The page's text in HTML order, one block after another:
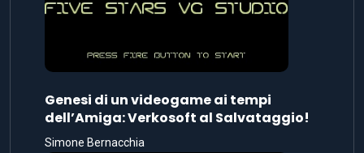
Genesi di un videogame ai tempi
dell’Amiga: Verkosoft al Salvataggio!
Simone Bernacchia